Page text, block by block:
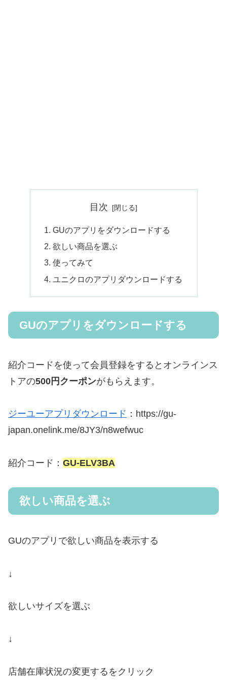
目次
GUのアプリをダウンロードする
欲しい商品を選ぶ
使ってみて
ユニクロのアプリダウンロードする
GUのアプリをダウンロードする
紹介コードを使って会員登録をするとオンラインス
トアの500円クーポンがもらえます。
ジーユーアプリダウンロード ：https://gu-
japan.onelink.me/8JY3/n8wefwuc
紹介コード： GU-ELV3BA
欲しい商品を選ぶ
GUのアプリで欲しい商品を表示する
↓
欲しいサイズを選ぶ
↓
店舗在庫状況の変更するをクリック